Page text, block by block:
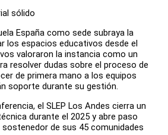
sólido
España como sede subraya la
los espacios educativos desde el
valoraron la instancia como un
resolver dudas sobre el proceso de
de primera mano a los equipos
soporte durante su gestión.
el SLEP Los Andes cierra un
durante el 2025 y abre paso
de sus 45 comunidades